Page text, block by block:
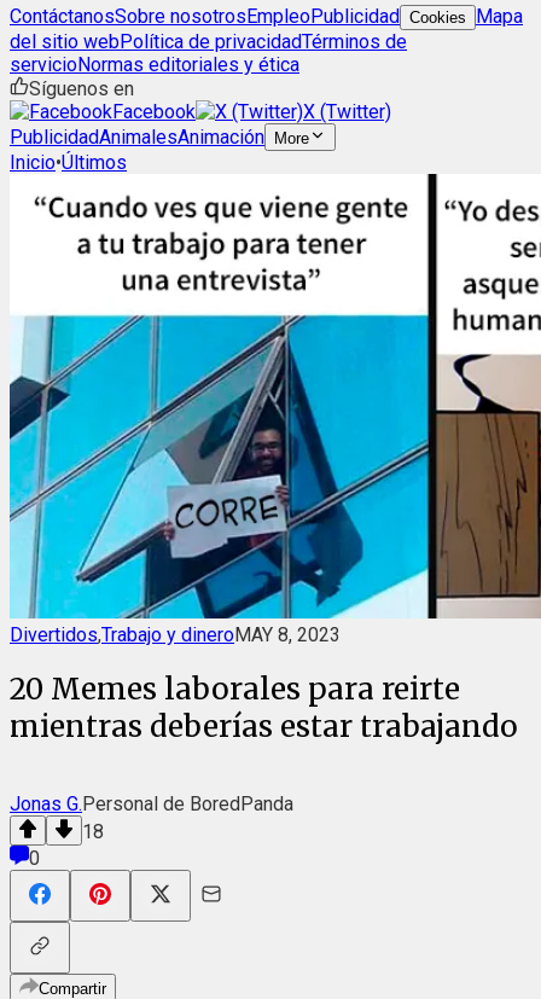
ContáctanosSobre nosotrosEmpleoPublicidad Cookies
Mapa
del sitio webPolítica de privacidadTérminos de
servicioNormas editoriales y ética
Síguenos en
Facebook
X (Twitter)
PublicidadAnimalesAnimación More
Inicio•Últimos
Divertidos,Trabajo y dineroMAY 8, 2023
20 Memes laborales para reirte
mientras deberías estar trabajando
Jonas G.Personal de BoredPanda
18
0
Compartir